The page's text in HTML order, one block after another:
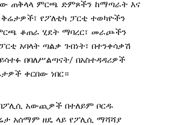
ጠቅላላ ምርጫ ድምጾችን ከማጣራት እና
የፖለቲካ ፓርቲ ተወካዮችን
ቆጠራ ሂደት ማባረር፣ መራጮችን
አባላት ጣልቃ ገብነት፣ በተንቀሳቃሽ
በባለሥልጣናት/ በአስተዳዳሪዎች
ቀርበው ነበር።
አውጪዎች በተለይም ቦርዱ
አሰማም ዘዴ ላይ የፖሊሲ ማሻሻያ